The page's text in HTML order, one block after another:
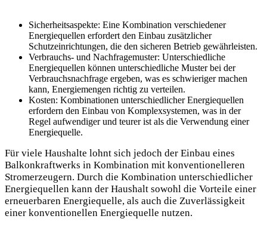
Sicherheitsaspekte: Eine Kombination verschiedener
Energiequellen erfordert den Einbau zusätzlicher
Schutzeinrichtungen, die den sicheren Betrieb gewährleisten.
Verbrauchs- und Nachfragemuster: Unterschiedliche
Energiequellen können unterschiedliche Muster bei der
Verbrauchsnachfrage ergeben, was es schwieriger machen
kann, Energiemengen richtig zu verteilen.
Kosten: Kombinationen unterschiedlicher Energiequellen
erfordern den Einbau von Komplexsystemen, was in der
Regel aufwendiger und teurer ist als die Verwendung einer
Energiequelle.
Für viele Haushalte lohnt sich jedoch der Einbau eines
Balkonkraftwerks in Kombination mit konventionelleren
Stromerzeugern. Durch die Kombination unterschiedlicher
Energiequellen kann der Haushalt sowohl die Vorteile einer
erneuerbaren Energiequelle, als auch die Zuverlässigkeit
einer konventionellen Energiequelle nutzen.